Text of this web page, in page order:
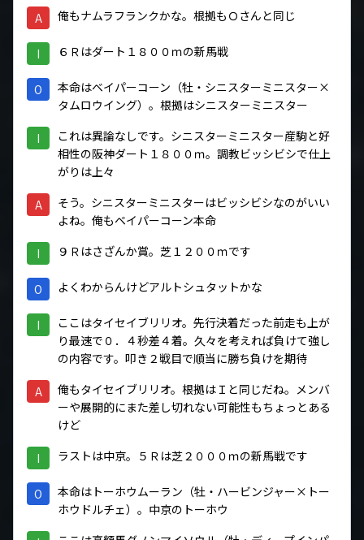
A 俺もナムラフランクかな。根拠もＯさんと同じ
I ６Ｒはダート１８００ｍの新馬戦
O
本命はベイパーコーン（牡・シニスターミニスター×
タムロウイング）。根拠はシニスターミニスター
I
これは異論なしです。シニスターミニスター産駒と好
相性の阪神ダート１８００ｍ。調教ビッシビシで仕上
がりは上々
A
そう。シニスターミニスターはビッシビシなのがいい
よね。俺もベイパーコーン本命
I ９Ｒはさざんか賞。芝１２００ｍです
O よくわからんけどアルトシュタットかな
I
ここはタイセイブリリオ。先行決着だった前走も上が
り最速で０．４秒差４着。久々を考えれば負けて強し
の内容です。叩き２戦目で順当に勝ち負けを期待
A
俺もタイセイブリリオ。根拠はＩと同じだね。メンバ
ーや展開的にまた差し切れない可能性もちょっとある
けど
I ラストは中京。５Ｒは芝２０００ｍの新馬戦です
O
本命はトーホウムーラン（牡・ハービンジャー×トー
ホウドルチェ）。中京のトーホウ